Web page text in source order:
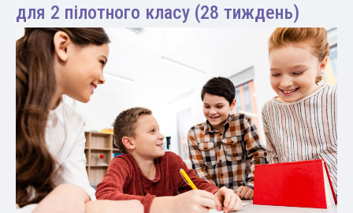
для 2 пілотного класу (28 тиждень)